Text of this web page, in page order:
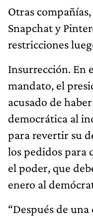
Otras
Snapchat y
restricciones
Insurrección. En
mandato, el
acusado de
democrática al
para revertir su
los pedidos para
el poder, que
enero al
“Después de